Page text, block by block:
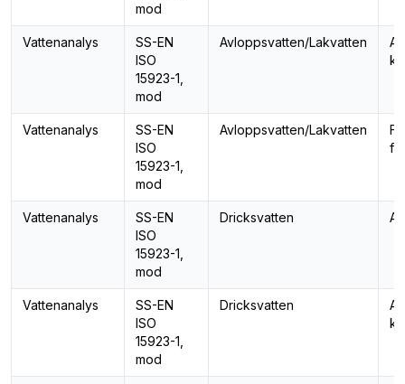
mod
Vattenanalys
SS-EN
ISO
15923-1,
mod
Avloppsvatten/Lakvatten
Vattenanalys
SS-EN
ISO
15923-1,
mod
Avloppsvatten/Lakvatten
Vattenanalys
SS-EN
ISO
15923-1,
mod
Dricksvatten
Vattenanalys
SS-EN
ISO
15923-1,
mod
Dricksvatten